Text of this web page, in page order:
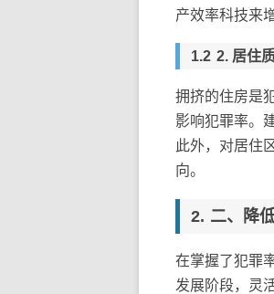
产效率科技来
2. 居住
拥挤的住房是
影响犯罪率。
此外，对居住
向。
二、降
在掌握了犯罪
发展阶段，灵